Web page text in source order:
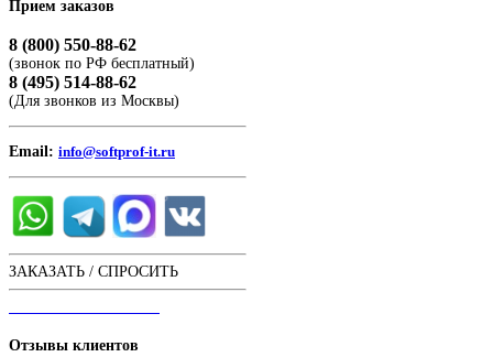
Прием заказов
8 (800) 550-88-62
(звонок по РФ бесплатный)
8 (495) 514-88-62
(Для звонков из Москвы)
Email: info@softprof-it.ru
ЗАКАЗАТЬ / СПРОСИТЬ
Отзывы клиентов